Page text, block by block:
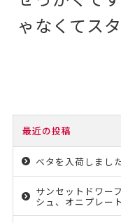
ゃなくてス
最近の投稿
ベタを入荷しまし
サンセットドワー
シュ、オニプレート